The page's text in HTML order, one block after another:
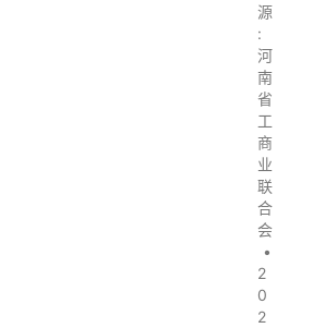
源
:
河
南
省
工
商
业
联
合
会
•
2
0
2